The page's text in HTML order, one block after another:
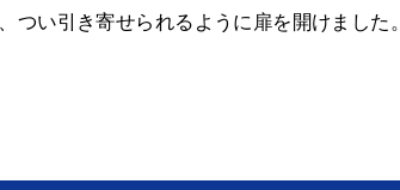
つい引き寄せられるように扉を開けました。